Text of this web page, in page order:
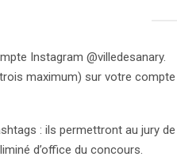
Instagram @villedesanary.
maximum) sur votre
: ils permettront au jury
d’office du concours.